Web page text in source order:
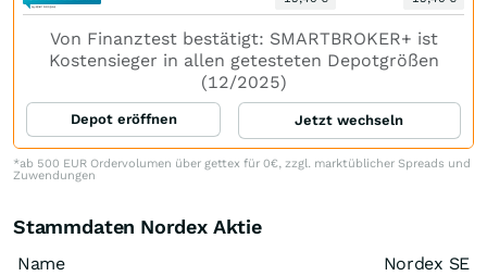
Von Finanztest bestätigt: SMARTBROKER+ ist
Kostensieger in allen getesteten Depotgrößen
(12/2025)
Depot eröffnen Jetzt wechseln
*ab 500 EUR Ordervolumen über gettex für 0€, zzgl. marktüblicher Spreads und
Zuwendungen
Stammdaten Nordex Aktie
Name
Nordex SE